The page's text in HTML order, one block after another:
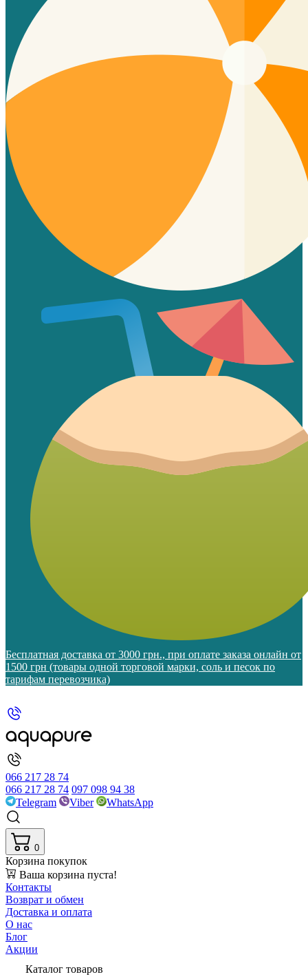
Бесплатная доставка от 3000 грн., при оплате заказа онлайн от
1500 грн (товары одной торговой марки, соль и песок по
тарифам перевозчика)
066 217 28 74
066 217 28 74 097 098 94 38
Telegram
Viber WhatsApp
0
Корзина покупок
Ваша корзина пуста!
Контакты
Возврат и обмен
Доставка и оплата
О нас
Блог
Акции
Каталог товаров